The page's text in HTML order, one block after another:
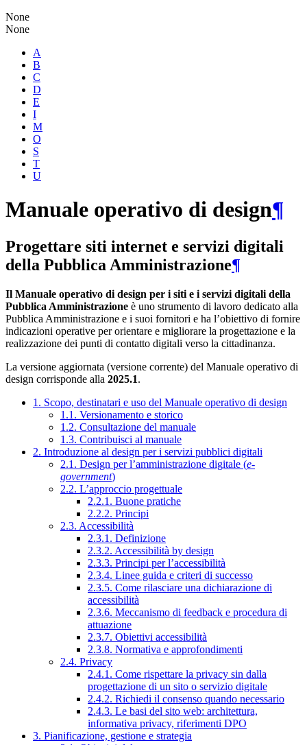
None
None
A
B
C
D
E
I
M
O
S
T
U
Manuale operativo di design¶
Progettare siti internet e servizi digitali
della Pubblica Amministrazione¶
Il Manuale operativo di design per i siti e i servizi digitali della
Pubblica Amministrazione è uno strumento di lavoro dedicato alla
Pubblica Amministrazione e i suoi fornitori e ha l’obiettivo di fornire
indicazioni operative per orientare e migliorare la progettazione e la
realizzazione dei punti di contatto digitali verso la cittadinanza.
La versione aggiornata (versione corrente) del Manuale operativo di
design corrisponde alla 2025.1.
1. Scopo, destinatari e uso del Manuale operativo di design
1.1. Versionamento e storico
1.2. Consultazione del manuale
1.3. Contribuisci al manuale
2. Introduzione al design per i servizi pubblici digitali
2.1. Design per l’amministrazione digitale (e-
government)
2.2. L’approccio progettuale
2.2.1. Buone pratiche
2.2.2. Principi
2.3. Accessibilità
2.3.1. Definizione
2.3.2. Accessibilità by design
2.3.3. Principi per l’accessibilità
2.3.4. Linee guida e criteri di successo
2.3.5. Come rilasciare una dichiarazione di
accessibilità
2.3.6. Meccanismo di feedback e procedura di
attuazione
2.3.7. Obiettivi accessibilità
2.3.8. Normativa e approfondimenti
2.4. Privacy
2.4.1. Come rispettare la privacy sin dalla
progettazione di un sito o servizio digitale
2.4.2. Richiedi il consenso quando necessario
2.4.3. Le basi del sito web: architettura,
informativa privacy, riferimenti DPO
3. Pianificazione, gestione e strategia